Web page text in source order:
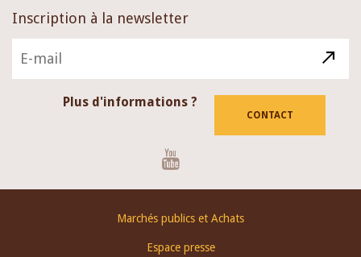
Inscription à la newsletter
Plus d'informations ?
CONTACT
Marchés publics et Achats
Espace presse